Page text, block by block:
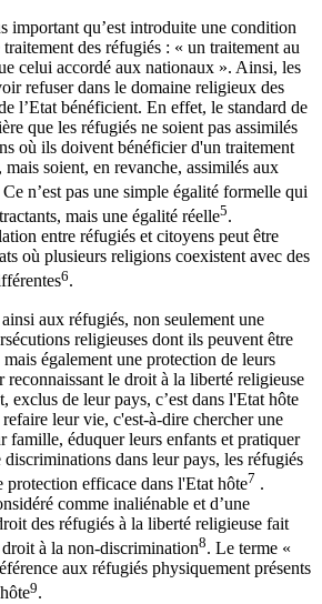
important qu’est introduite une condition
des réfugiés : « un traitement au
celui accordé aux nationaux ». Ainsi, les
refuser dans le domaine religieux des
l’Etat bénéficient. En effet, le standard de
que les réfugiés ne soient pas assimilés
où ils doivent bénéficier d'un traitement
soient, en revanche, assimilés aux
Ce n’est pas une simple égalité formelle qui
mais une égalité réelle5.
entre réfugiés et citoyens peut être
où plusieurs religions coexistent avec des
6.
aux réfugiés, non seulement une
religieuses dont ils peuvent être
également une protection de leurs
le droit à la liberté religieuse
exclus de leur pays, c’est dans l'Etat hôte
leur vie, c'est-à-dire chercher une
famille, éduquer leurs enfants et pratiquer
dans leur pays, les réfugiés
protection efficace dans l'Etat hôte7 .
comme inaliénable et d’une
des réfugiés à la liberté religieuse fait
à la non-discrimination8. Le terme «
aux réfugiés physiquement présents
9.